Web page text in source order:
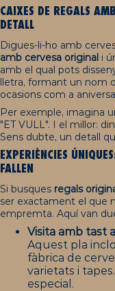
CAIXES DE REGALS
DETALL
Digues-li-ho amb
amb cervesa original i
amb el qual pots
lletra, formant un nom
ocasions com a
Per exemple, imagina
"ET VULL". I el millor:
Sens dubte, un detall
EXPERIÈNCIES
FALLEN
Si busques regals
ser exactament el que
empremta. Aquí van
Visita amb tast
Aquest pla
fàbrica de
varietats i
especial.